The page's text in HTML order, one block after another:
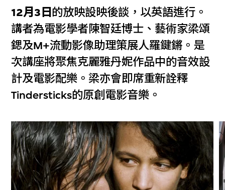
12月3日 的放映設映後談，以英語進行。
講者為電影學者陳智廷博士、藝術家梁頌
鍶及M+流動影像助理策展人羅鍵鏘。是
次講座將聚焦克麗雅丹妮作品中的音效設
計及電影配樂。梁亦會即席重新詮釋
Tindersticks的原創電影音樂。